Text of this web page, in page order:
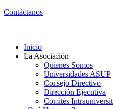
Contáctanos
Inicio
La Asociación
Quienes Somos
Universidades ASUP
Consejo Directivo
Dirección Ejecutiva
Comités